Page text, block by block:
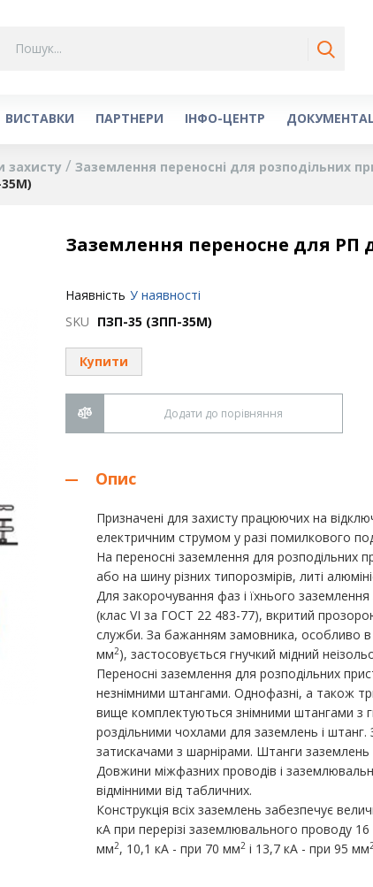
ВИСТАВКИ ПАРТНЕРИ ІНФО-ЦЕНТР
захисту
Заземлення переносні для розподільних
Заземлення переносне для РП
Наявність У наявності
SKU ПЗП-35 (ЗПП-35М)
Купити
Додати до порівняння
Опис
Призначені для захисту працюючих на
електричним струмом у разі помилкового
На переносні заземлення для розподільних
або на шину різних типорозмірів, литі
Для закорочування фаз і їхнього
(клас VI за ГОСТ 22 483-77), вкритий
служби. За бажанням замовника, особливо в
мм2), застосовується гнучкий мідний
Переносні заземлення для розподільних
незнімними штангами. Однофазні, а також
вище комплектуються знімними штангами з
роздільними чохлами для заземлень і
затискачами з шарнірами. Штанги
Довжини міжфазних проводів і
відмінними від табличних.
Конструкція всіх заземлень забезпечує
кА при перерізі заземлювального проводу
мм2, 10,1 кА - при 70 мм2 і 13,7 кА - при 95 мм